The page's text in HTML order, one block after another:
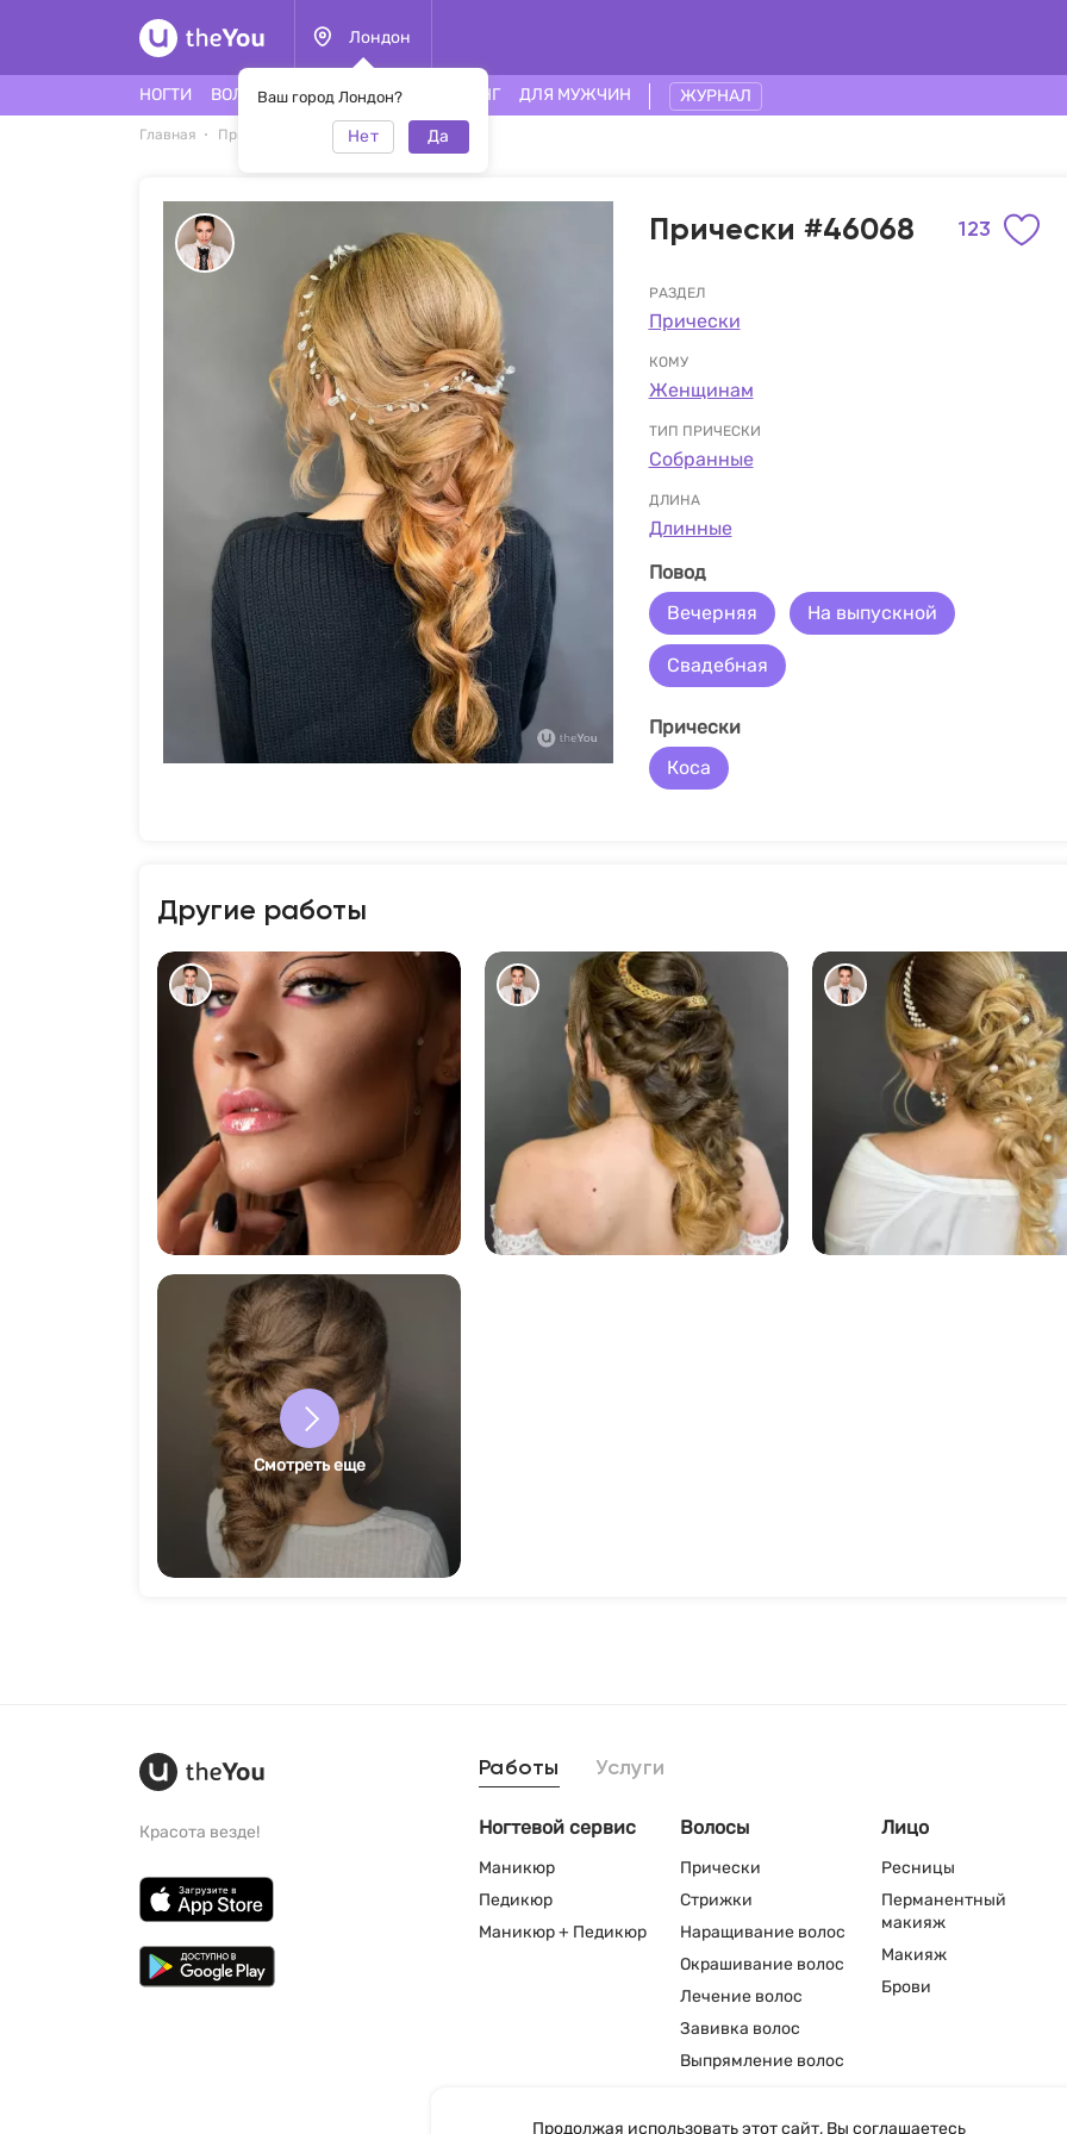
Лондон
Ваш город Лондон?
Нет Да
НОГТИ ВОЛОСЫ ЛИЦО ТАТУ ПИРСИНГ ДЛЯ МУЖЧИН ЖУРНАЛ
Главная Прически Прически #46068
Прически #46068 123
РАЗДЕЛ
Прически
КОМУ
Женщинам
ТИП ПРИЧЕСКИ
Собранные
ДЛИНА
Длинные
Повод
Вечерняя
На выпускной
Свадебная
Прически
Коса
Другие работы
146 167 167
Смотреть еще
Красота везде!
Работы Услуги
Ногтевой сервис
Маникюр
Педикюр
Маникюр + Педикюр
Волосы
Прически
Стрижки
Наращивание волос
Окрашивание волос
Лечение волос
Завивка волос
Выпрямление волос
Лицо
Ресницы
Перманентный
макияж
Макияж
Брови
Продолжая использовать этот сайт, Вы соглашаетесь